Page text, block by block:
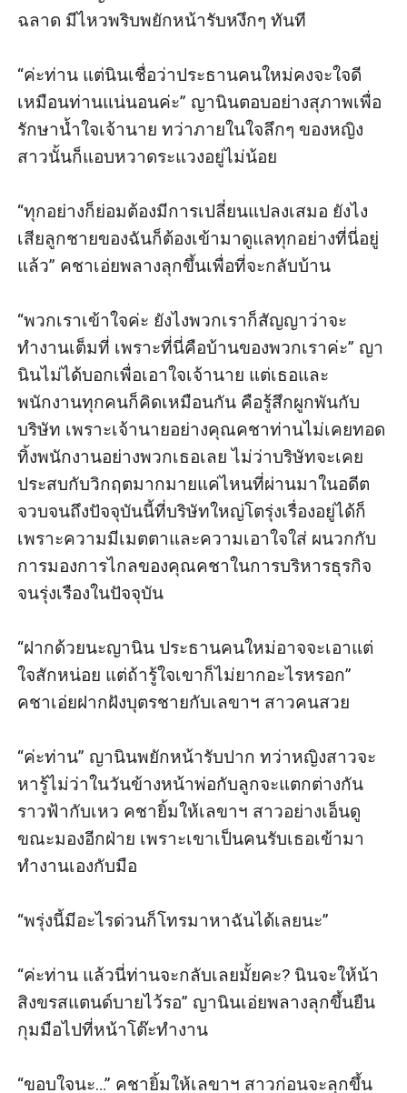
ฉลาด มีไหวพริบพยักหน้ารับหงึกๆ ทันที
“ค่ะท่าน แต่นินเชื่อว่าประธานคนใหม่คงจะใจดี
เหมือนท่านแน่นอนค่ะ” ญานินตอบอย่างสุภาพเพื่อ
รักษาน้ำใจเจ้านาย ทว่าภายในใจลึกๆ ของหญิง
สาวนั้นก็แอบหวาดระแวงอยู่ไม่น้อย
“ทุกอย่างก็ย่อมต้องมีการเปลี่ยนแปลงเสมอ ยังไง
เสียลูกชายของฉันก็ต้องเข้ามาดูแลทุกอย่างที่นี่อยู่
แล้ว” คชาเอ่ยพลางลุกขึ้นเพื่อที่จะกลับบ้าน
“พวกเราเข้าใจค่ะ ยังไงพวกเราก็สัญญาว่าจะ
ทำงานเต็มที่ เพราะที่นี่คือบ้านของพวกเราค่ะ” ญา
นินไม่ได้บอกเพื่อเอาใจเจ้านาย แต่เธอและ
พนักงานทุกคนก็คิดเหมือนกัน คือรู้สึกผูกพันกับ
บริษัท เพราะเจ้านายอย่างคุณคชาท่านไม่เคยทอด
ทิ้งพนักงานอย่างพวกเธอเลย ไม่ว่าบริษัทจะเคย
ประสบกับวิกฤตมากมายแค่ไหนที่ผ่านมาในอดีต
จวบจนถึงปัจจุบันนี้ที่บริษัทใหญ่โตรุ่งเรื่องอยู่ได้ก็
เพราะความมีเมตตาและความเอาใจใส่ ผนวกกับ
การมองการไกลของคุณคชาในการบริหารธุรกิจ
จนรุ่งเรืองในปัจจุบัน
“ฝากด้วยนะญานิน ประธานคนใหม่อาจจะเอาแต่
ใจสักหน่อย แต่ถ้ารู้ใจเขาก็ไม่ยากอะไรหรอก”
คชาเอ่ยฝากฝังบุตรชายกับเลขาฯ สาวคนสวย
“ค่ะท่าน” ญานินพยักหน้ารับปาก ทว่าหญิงสาวจะ
หารู้ไม่ว่าในวันข้างหน้าพ่อกับลูกจะแตกต่างกัน
ราวฟ้ากับเหว คชายิ้มให้เลขาฯ สาวอย่างเอ็นดู
ขณะมองอีกฝ่าย เพราะเขาเป็นคนรับเธอเข้ามา
ทำงานเองกับมือ
“พรุ่งนี้มีอะไรด่วนก็โทรมาหาฉันได้เลยนะ”
“ค่ะท่าน แล้วนี่ท่านจะกลับเลยมั้ยคะ? นินจะให้น้า
สิงขรสแตนด์บายไว้รอ” ญานินเอ่ยพลางลุกขึ้นยืน
กุมมือไปที่หน้าโต๊ะทำงาน
“ขอบใจนะ…” คชายิ้มให้เลขาฯ สาวก่อนจะลุกขึ้น